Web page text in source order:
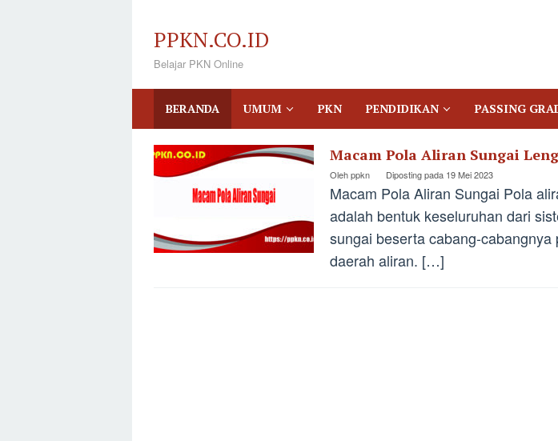
konten
PPKN.CO.ID
Belajar PKN Online
BERANDA UMUM PKN PENDIDIKAN PASSING
PPKN.CO.ID
Macam Pola Aliran Sungai
Olehppkn Diposting pada 19 Mei 2023
Macam Pola Aliran Sungai Pola
adalah bentuk keseluruhan dari
sungai beserta cabang-cabangnya
daerah aliran. […]